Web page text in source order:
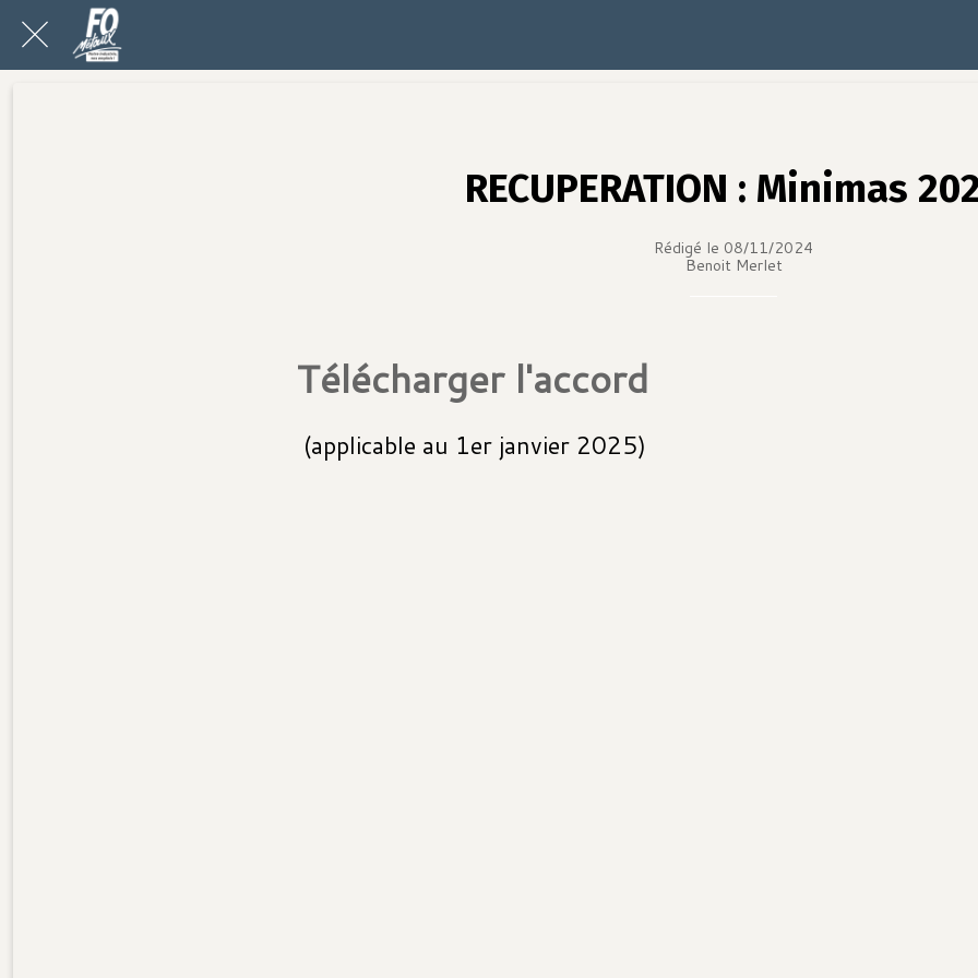
RECUPERATION : Minimas
Rédigé le 08/11/2024
Benoit Merlet
Télécharger l'accord
(applicable au 1er janvier 2025)